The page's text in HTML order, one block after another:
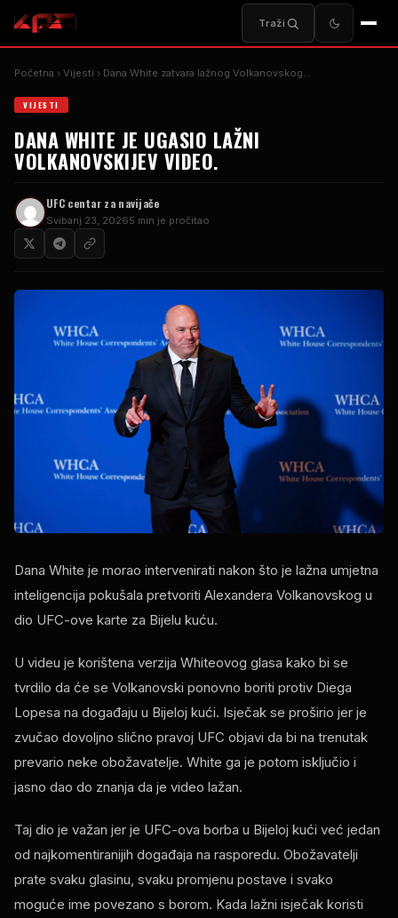
Traži
Početna Vijesti Dana White zatvara lažnog Volkanovskog…
VIJESTI
DANA WHITE JE UGASIO LAŽNI
VOLKANOVSKIJEV VIDEO.
UFC centar za navijače
Svibanj 23, 20265 min je pročitao
Dana White je morao intervenirati nakon što je lažna umjetna
inteligencija pokušala pretvoriti Alexandera Volkanovskog u
dio UFC-ove karte za Bijelu kuću.
U videu je korištena verzija Whiteovog glasa kako bi se
tvrdilo da će se Volkanovski ponovno boriti protiv Diega
Lopesa na događaju u Bijeloj kući. Isječak se proširio jer je
zvučao dovoljno slično pravoj UFC objavi da bi na trenutak
prevario neke obožavatelje. White ga je potom isključio i
jasno dao do znanja da je video lažan.
Taj dio je važan jer je UFC-ova borba u Bijeloj kući već jedan
od najkomentiranijih događaja na rasporedu. Obožavatelji
prate svaku glasinu, svaku promjenu postave i svako
moguće ime povezano s borom. Kada lažni isječak koristi